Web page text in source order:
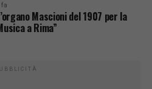
Mascioni del 1907 per la
a Rima”